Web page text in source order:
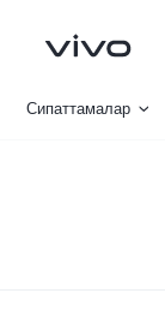
Сипаттамалар